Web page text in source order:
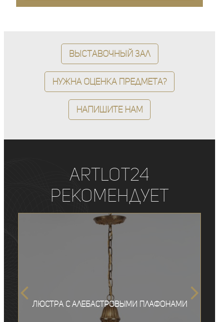
Выставочный зал
Нужна оценка предмета?
Напишите нам
ArtLot24
рекомендует
Люстра с алебастровыми плафонами